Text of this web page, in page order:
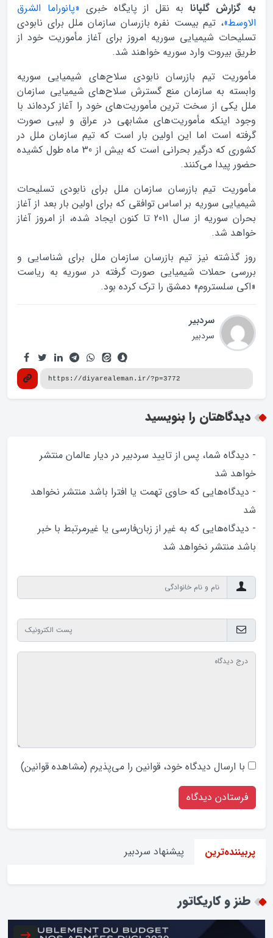
به گزارش گلپانا به نقل از پایگاه خبری «پانوراما الشرق
الاوسط»، تیم بیست نفره بازرسان سازمان ملل برای نابودی
تسلیحات شیمیایی سوریه امروز برای آغاز مأموریت خود از
طریق بیروت وارد سوریه خواهند شد.
مأموریت تیم بازرسان نابودی سلاح‌های شیمیایی سوریه
وابسته به سازمان منع گسترش سلاح‌های شیمیایی سازمان
ملل یکی از سخت ترین مأموریت‌های خود را آغاز کرده‌اند با
وجود اینکه مأموریت‌های مشابهی در عراق و لیبی صورت
گرفته است اما این اولین بار است که تیم سازمان ملل در
کشوری که درگیر بحرانی است که بیش از 30 ماه طول کشیده
حضور پیدا می‌کنند.
مأموریت تیم بازرسان سازمان ملل برای نابودی تسلیحات
شیمیایی سوریه بر اساس توافقی که برای اولین بار بعد از آغاز
بحران سوریه از سال 2011 تا کنون ایجاد شده، از امروز آغاز
خواهد شد.
روز گذشته نیز تیم بازرسان سازمان ملل برای شناسایی و
بررسی حملات شیمیایی صورت گرفته در سوریه به ریاست
«اکی سلستروم» دمشق را ترک کرده بود.
سردبیر
سردبیر
دیدگاهتان را بنویسید
- دیدگاه شما، پس از تایید سردبیر در دیار عالمان منتشر
خواهد‌ شد
- دیدگاه‌هایی که حاوی تهمت یا افترا باشد منتشر نخواهد‌
شد
- دیدگاه‌هایی که به غیر از زبان‌فارسی یا غیرمرتبط با خبر
باشد منتشر نخواهد‌ شد
با ارسال دیدگاه‌ خود، قوانین را می‌پذیرم (مشاهده قوانین)
پربیننده‌ترین پیشنهاد سردبیر
طنز و کاریکاتور